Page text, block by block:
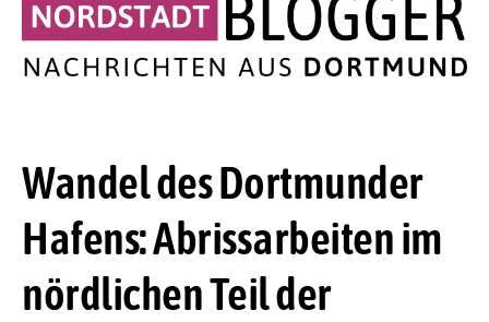
Wandel des Dortmunder
Hafens: Abrissarbeiten im
nördlichen Teil der